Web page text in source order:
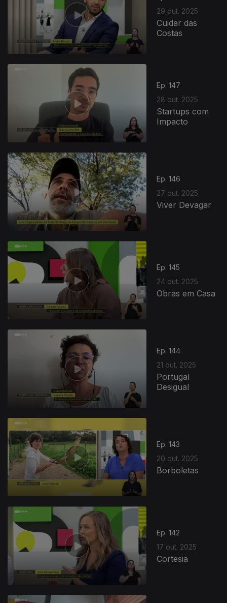
29 out. 2025
Cuidar das
Costas
Ep. 147
28 out. 2025
Startups com
Impacto
Ep. 146
27 out. 2025
Viver Devagar
Ep. 145
24 out. 2025
Obras em Casa
Ep. 144
21 out. 2025
Portugal
Desigual
Ep. 143
20 out. 2025
Borboletas
Ep. 142
17 out. 2025
Cortesia